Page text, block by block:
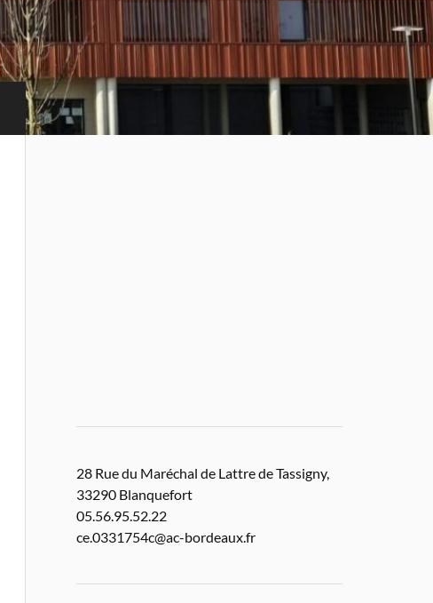
28 Rue du Maréchal de Lattre de Tassigny,
33290 Blanquefort
05.56.95.52.22
ce.0331754c@ac-bordeaux.fr